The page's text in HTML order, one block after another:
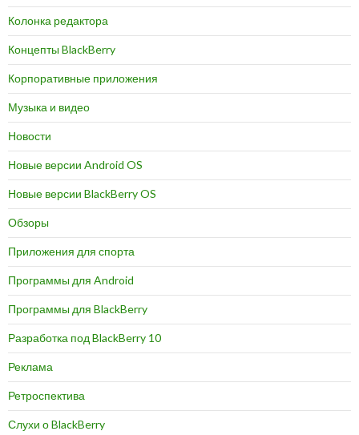
Колонка редактора
Концепты BlackBerry
Корпоративные приложения
Музыка и видео
Новости
Новые версии Android OS
Новые версии BlackBerry OS
Обзоры
Приложения для спорта
Программы для Android
Программы для BlackBerry
Разработка под BlackBerry 10
Реклама
Ретроспектива
Слухи о BlackBerry